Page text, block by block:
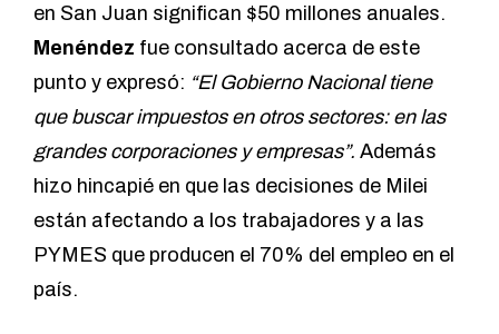
en San Juan significan $50 millones anuales.
Menéndez fue consultado acerca de este
punto y expresó: “El Gobierno Nacional tiene
que buscar impuestos en otros sectores: en las
grandes corporaciones y empresas”. Además
hizo hincapié en que las decisiones de Milei
están afectando a los trabajadores y a las
PYMES que producen el 70% del empleo en el
país.